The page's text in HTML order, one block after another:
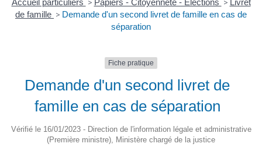
Accueil particuliers > Papiers - Citoyenneté - Élections > Livret
de famille > Demande d'un second livret de famille en cas de
séparation
Fiche pratique
Demande d'un second livret de
famille en cas de séparation
Vérifié le 16/01/2023 - Direction de l'information légale et administrative
(Première ministre), Ministère chargé de la justice